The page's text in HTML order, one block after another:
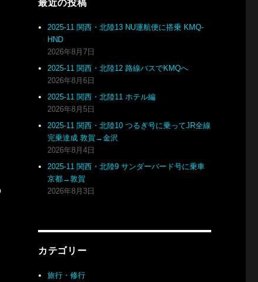
最近の投稿
2025-11 関西・北陸13 NU運航便に搭乗 KMQ-
HND
2026年8月7日
2025-11 関西・北陸12 路線バスでKMQへ
2026年8月6日
2025-11 関西・北陸11 ホテル編
2026年8月5日
2025-11 関西・北陸10 つるぎ号に乗ってJR全線
完乗達成 敦賀→金沢
2026年8月4日
2025-11 関西・北陸9 サンダーバード号に乗車
京都→敦賀
2026年8月3日
カテゴリー
旅行・修行